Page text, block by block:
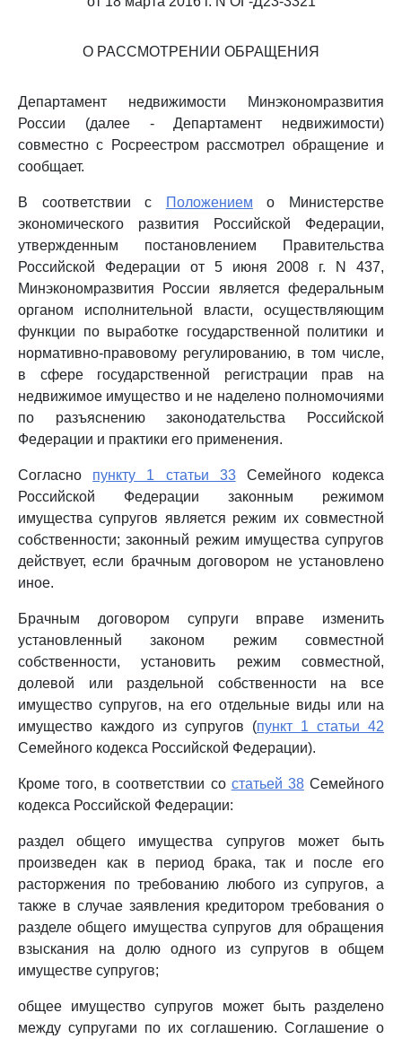
О РАССМОТРЕНИИ ОБРАЩЕНИЯ
Департамент недвижимости Минэкономразвития
России (далее - Департамент недвижимости)
совместно с Росреестром рассмотрел обращение и
сообщает.
В соответствии с Положением о Министерстве
экономического развития Российской Федерации,
утвержденным постановлением Правительства
Российской Федерации от 5 июня 2008 г. N 437,
Минэкономразвития России является федеральным
органом исполнительной власти, осуществляющим
функции по выработке государственной политики и
нормативно-правовому регулированию, в том числе,
в сфере государственной регистрации прав на
недвижимое имущество и не наделено полномочиями
по разъяснению законодательства Российской
Федерации и практики его применения.
Согласно пункту 1 статьи 33Семейного кодекса
Российской Федерации законным режимом
имущества супругов является режим их совместной
собственности; законный режим имущества супругов
действует, если брачным договором не установлено
иное.
Брачным договором супруги вправе изменить
установленный законом режим совместной
собственности, установить режим совместной,
долевой или раздельной собственности на все
имущество супругов, на его отдельные виды или на
имущество каждого из супругов (пункт 1 статьи 42
Семейного кодекса Российской Федерации).
Кроме того, в соответствии со статьей 38Семейного
кодекса Российской Федерации:
раздел общего имущества супругов может быть
произведен как в период брака, так и после его
расторжения по требованию любого из супругов, а
также в случае заявления кредитором требования о
разделе общего имущества супругов для обращения
взыскания на долю одного из супругов в общем
имуществе супругов;
общее имущество супругов может быть разделено
между супругами по их соглашению. Соглашение о